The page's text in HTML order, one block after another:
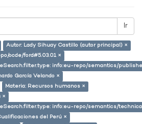
Ir
Autor: Lady Sihuay Castillo (autor principal) ×
ocde/ford#5.03.01 ×
info:eu-repo/semantics/
García Velando ×
Materia: Recursos humanos ×
×
info:eu-repo/semantics/
del Perú ×